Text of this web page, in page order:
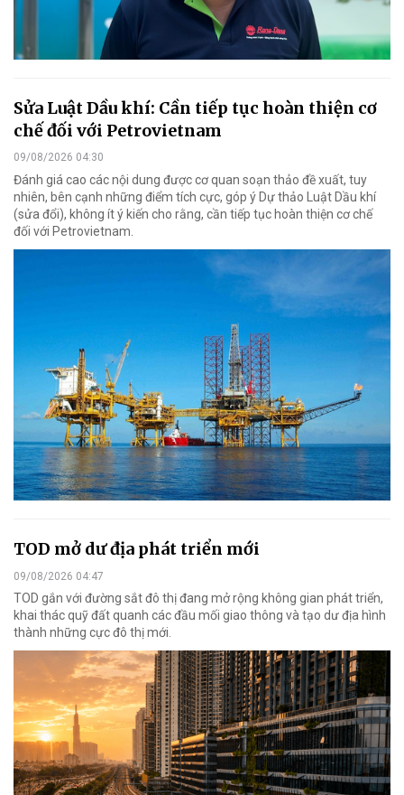
Sửa Luật Dầu khí: Cần tiếp tục hoàn thiện cơ
chế đối với Petrovietnam
09/08/2026 04:30
Đánh giá cao các nội dung được cơ quan soạn thảo đề xuất, tuy
nhiên, bên cạnh những điểm tích cực, góp ý Dự thảo Luật Dầu khí
(sửa đổi), không ít ý kiến cho rằng, cần tiếp tục hoàn thiện cơ chế
đối với Petrovietnam.
TOD mở dư địa phát triển mới
09/08/2026 04:47
TOD gắn với đường sắt đô thị đang mở rộng không gian phát triển,
khai thác quỹ đất quanh các đầu mối giao thông và tạo dư địa hình
thành những cực đô thị mới.